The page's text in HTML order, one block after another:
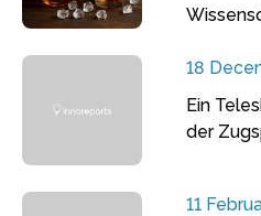
18
Ein
der
11